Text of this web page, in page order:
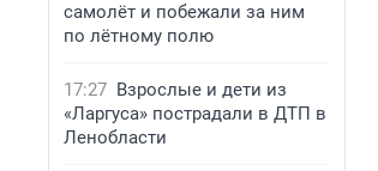
самолёт и побежали за ним
по лётному полю
17:27 Взрослые и дети из
«Ларгуса» пострадали в ДТП в
Ленобласти